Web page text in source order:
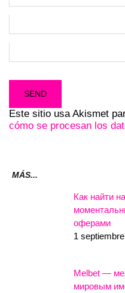
Este sitio usa Akismet
cómo se procesan los
MÁS...
Как найти
оферами
1
Melbet —
мировым